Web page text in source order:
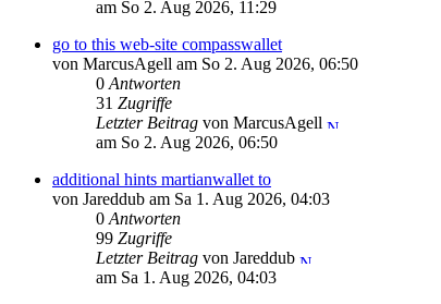
am So 2. Aug 2026, 11:29
go to this web-site compasswallet
von MarcusAgell am So 2. Aug 2026, 06:50
0 Antworten
31 Zugriffe
Letzter Beitrag von MarcusAgell
am So 2. Aug 2026, 06:50
additional hints martianwallet to
von Jareddub am Sa 1. Aug 2026, 04:03
0 Antworten
99 Zugriffe
Letzter Beitrag von Jareddub
am Sa 1. Aug 2026, 04:03